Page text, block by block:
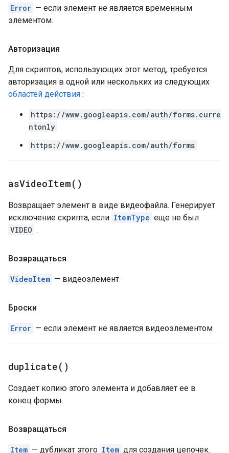
Error — если элемент не является временным
элементом.
Авторизация
Для скриптов, использующих этот метод, требуется
авторизация в одной или нескольких из следующих
областей действия :
https://www.googleapis.com/auth/forms.curre
ntonly
https://www.googleapis.com/auth/forms
asVideoItem( )
Возвращает элемент в виде видеофайла. Генерирует
исключение скрипта, если ItemType еще не был
VIDEO .
Возвращаться
VideoItem — видеоэлемент
Броски
Error — если элемент не является видеоэлементом
duplicate( )
Создает копию этого элемента и добавляет ее в
конец формы.
Возвращаться
Item — дубликат этого Item для создания цепочек.